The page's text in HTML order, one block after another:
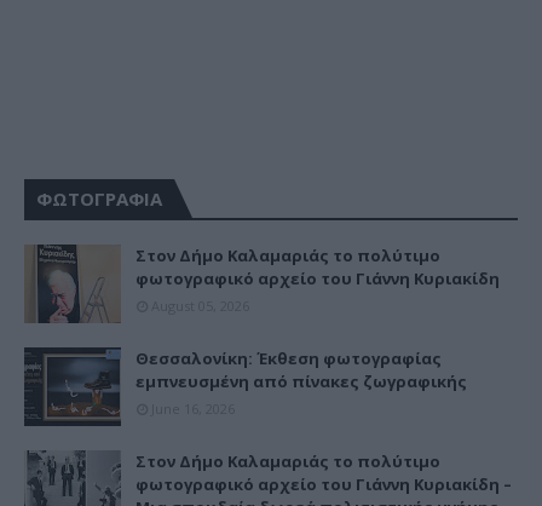
ΦΩΤΟΓΡΑΦΙΑ
Στον Δήμο Καλαμαριάς το πολύτιμο
φωτογραφικό αρχείο του Γιάννη Κυριακίδη
Θεσσαλονίκη: Έκθεση φωτογραφίας
εμπνευσμένη από πίνακες ζωγραφικής
Στον Δήμο Καλαμαριάς το πολύτιμο
φωτογραφικό αρχείο του Γιάννη Κυριακίδη –